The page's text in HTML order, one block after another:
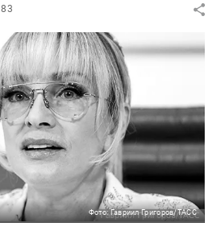
83
Фото: Гавриил Григоров/ТАСС